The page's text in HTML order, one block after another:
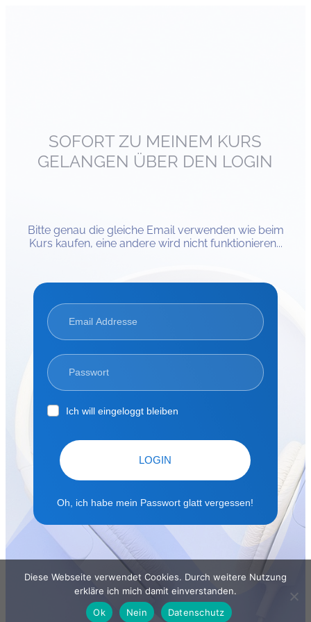
SOFORT ZU MEINEM KURS
GELANGEN ÜBER DEN LOGIN
Bitte genau die gleiche Email verwenden wie beim
Kurs kaufen, eine andere wird nicht funktionieren...
Ich will eingeloggt bleiben
LOGIN
Oh, ich habe mein Passwort glatt vergessen!
Diese Webseite verwendet Cookies. Durch weitere Nutzung
erkläre ich mich damit einverstanden.
Ok
Nein Datenschutz